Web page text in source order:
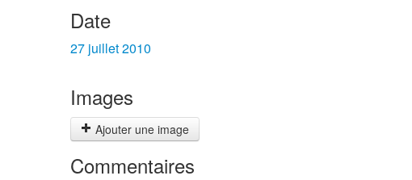
Date
27 juillet 2010
Images
Ajouter une image
Commentaires